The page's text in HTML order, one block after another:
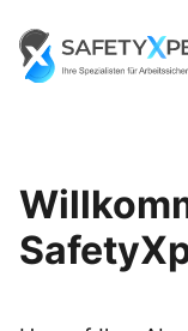
content
Go to landing